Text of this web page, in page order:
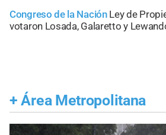
Congreso de la Nación Ley de
votaron Losada, Galaretto y
+ Área Metropolitana